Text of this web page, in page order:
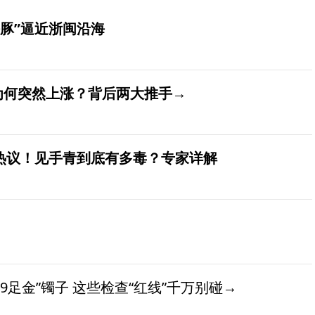
”逼近浙闽沿海
突然上涨？背后两大推手→
议！见手青到底有多毒？专家详解
足金”镯子 这些检查“红线”千万别碰→